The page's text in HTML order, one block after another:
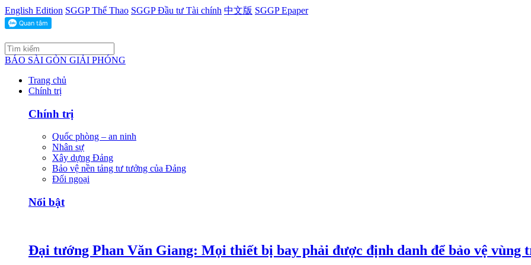
English Edition SGGP Thể Thao SGGP Đầu tư Tài chính 中文版 SGGP Epaper
BÁO SÀI GÒN GIẢI PHÓNG
Trang chủ
Chính trị
Chính trị
Quốc phòng – an ninh
Nhân sự
Xây dựng Đảng
Bảo vệ nền tảng tư tưởng của Đảng
Đối ngoại
Nổi bật
Đại tướng Phan Văn Giang: Mọi thiết bị bay phải được định danh để bảo vệ vùng